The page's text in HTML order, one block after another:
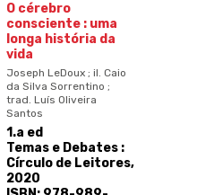
O cérebro
consciente : uma
longa história da
vida
Joseph LeDoux ; il. Caio
da Silva Sorrentino ;
trad. Luís Oliveira
Santos
1.a ed
Temas e Debates :
Círculo de Leitores,
2020